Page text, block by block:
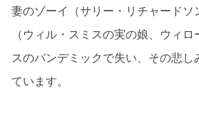
妻のゾーイ（サリー・リチャードソ
（ウィル・スミスの実の娘、ウィ
スのパンデミックで失い、その悲し
ています。